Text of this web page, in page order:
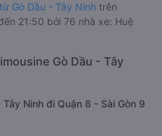
Gò Dầu - Tây Ninh trên
21:50 bởi 76 nhà xe: Huệ
Gò Dầu - Tây
Ninh đi Quận 8 - Sài Gòn 9